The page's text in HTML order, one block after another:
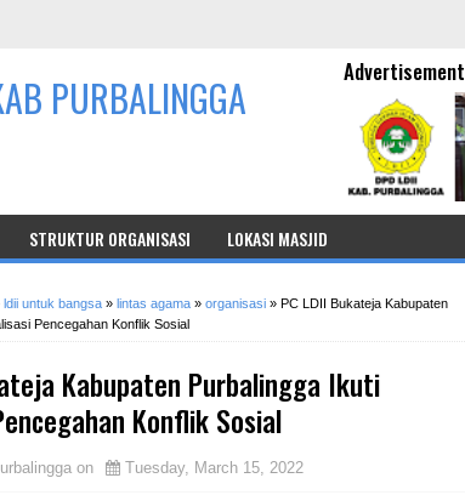
PURBALINGGA Advertisement
STRUKTUR ORGANISASI LOKASI MASJID
ldii untuk bangsa » lintas agama » organisasi » PC LDII Bukateja Kabupaten
Pencegahan Konflik Sosial
Kabupaten Purbalingga Ikuti
Konflik Sosial
on Tuesday, March 15, 2022